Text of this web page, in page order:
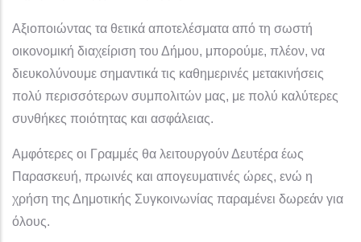
Αξιοποιώντας τα θετικά αποτελέσματα από τη σωστή
οικονομική διαχείριση του Δήμου, μπορούμε, πλέον, να
διευκολύνουμε σημαντικά τις καθημερινές μετακινήσεις
πολύ περισσότερων συμπολιτών μας, με πολύ καλύτερες
συνθήκες ποιότητας και ασφάλειας.
Αμφότερες οι Γραμμές θα λειτουργούν Δευτέρα έως
Παρασκευή, πρωινές και απογευματινές ώρες, ενώ η
χρήση της Δημοτικής Συγκοινωνίας παραμένει δωρεάν για
όλους.